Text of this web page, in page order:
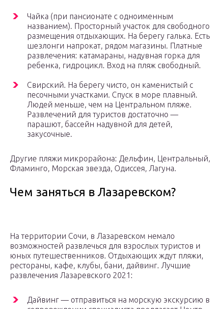
Чайка (при пансионате с одноименным
названием). Просторный участок для свободного
размещения отдыхающих. На берегу галька. Есть
шезлонги напрокат, рядом магазины. Платные
развлечения: катамараны, надувная горка для
ребенка, гидроцикл. Вход на пляж свободный.
Свирский. На берегу чисто, он каменистый с
песочными участками. Спуск в море плавный.
Людей меньше, чем на Центральном пляже.
Развлечений для туристов достаточно —
парашют, бассейн надувной для детей,
закусочные.
Другие пляжи микрорайона: Дельфин, Центральный,
Фламинго, Морская звезда, Одиссея, Лагуна.
Чем заняться в Лазаревском?
На территории Сочи, в Лазаревском немало
возможностей развлечься для взрослых туристов и
юных путешественников. Отдыхающих ждут пляжи,
рестораны, кафе, клубы, бани, дайвинг. Лучшие
развлечения Лазаревского 2021:
Дайвинг — отправиться на морскую экскурсию в